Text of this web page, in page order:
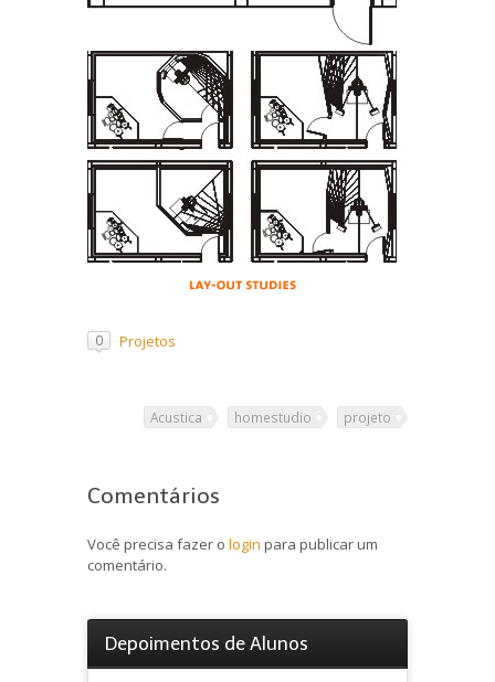
0 Projetos
Acustica homestudio projeto
Comentários
Você precisa fazer o login para publicar um
comentário.
Depoimentos de Alunos